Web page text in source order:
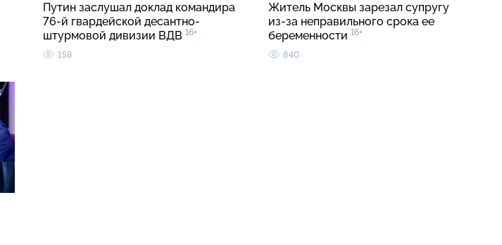
Путин заслушал доклад командира
76-й гвардейской десантно-
штурмовой дивизии ВДВ 16+
158
Житель Москвы зарезал супругу
из-за неправильного срока ее
беременности 16+
840